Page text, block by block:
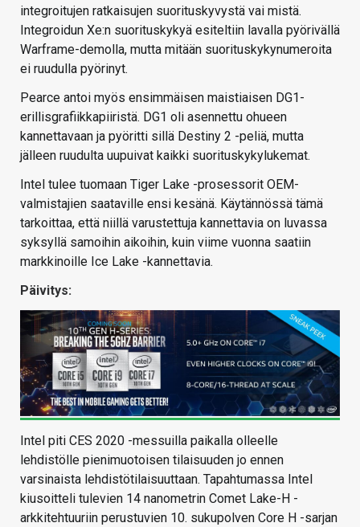
integroitujen ratkaisujen suorituskyvystä vai mistä.
Integroidun Xe:n suorituskykyä esiteltiin lavalla pyörivällä
Warframe-demolla, mutta mitään suorituskykynumeroita
ei ruudulla pyörinyt.
Pearce antoi myös ensimmäisen maistiaisen DG1-
erillisgrafiikkapiiristä. DG1 oli asennettu ohueen
kannettavaan ja pyöritti sillä Destiny 2 -peliä, mutta
jälleen ruudulta uupuivat kaikki suorituskykylukemat.
Intel tulee tuomaan Tiger Lake -prosessorit OEM-
valmistajien saataville ensi kesänä. Käytännössä tämä
tarkoittaa, että niillä varustettuja kannettavia on luvassa
syksyllä samoihin aikoihin, kuin viime vuonna saatiin
markkinoille Ice Lake -kannettavia.
Päivitys:
Intel piti CES 2020 -messuilla paikalla olleelle
lehdistölle pienimuotoisen tilaisuuden jo ennen
varsinaista lehdistötilaisuuttaan. Tapahtumassa Intel
kiusoitteli tulevien 14 nanometrin Comet Lake-H -
arkkitehtuuriin perustuvien 10. sukupolven Core H -sarjan